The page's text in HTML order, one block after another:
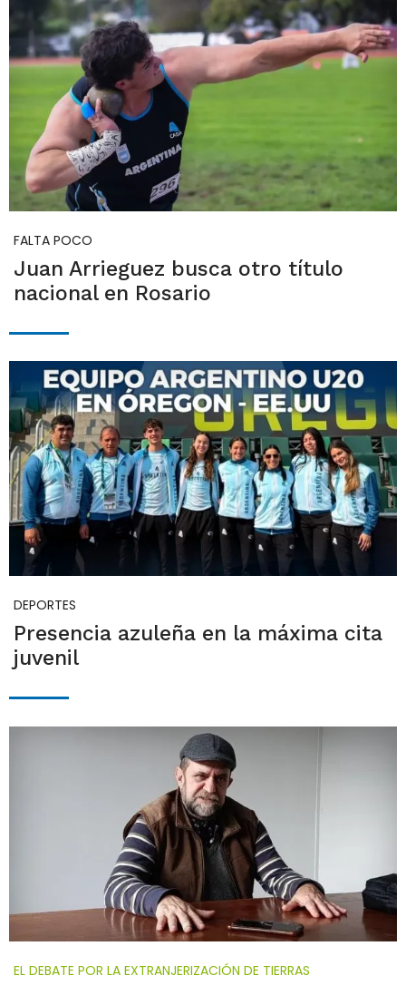
FALTA POCO
Juan Arrieguez busca otro título
nacional en Rosario
DEPORTES
Presencia azuleña en la máxima cita
juvenil
EL DEBATE POR LA EXTRANJERIZACIÓN DE TIERRAS